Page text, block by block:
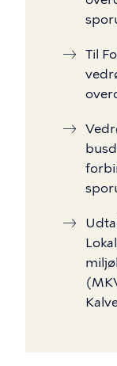
Til